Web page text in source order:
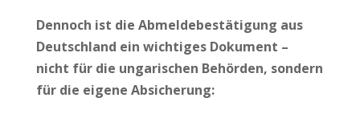
Dennoch ist die Abmeldebestätigung aus
Deutschland ein wichtiges Dokument –
nicht für die ungarischen Behörden, sondern
für die eigene Absicherung: